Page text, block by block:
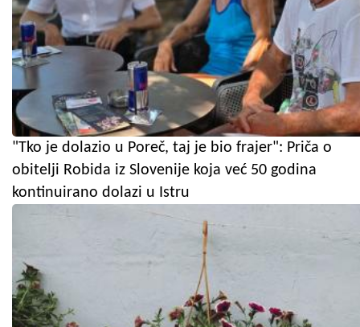
"Tko je dolazio u Poreč, taj je bio frajer": Priča o
obitelji Robida iz Slovenije koja već 50 godina
kontinuirano dolazi u Istru